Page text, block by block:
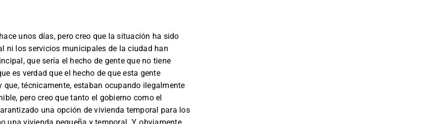
unos días, pero creo que la situación ha sido
ni los servicios municipales de la ciudad han
que sería el hecho de gente que no tiene
es verdad que el hecho de que esta gente
técnicamente, estaban ocupando ilegalmente
pero creo que tanto el gobierno como el
una opción de vivienda temporal para los